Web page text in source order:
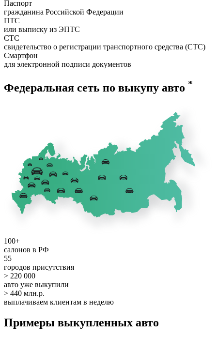
Паспорт
гражданина Российской Федерации
ПТС
или выписку из ЭПТС
СТС
свидетельство о регистрации транспортного средства (СТС)
Смартфон
для электронной подписи документов
Федеральная сеть по выкупу авто *
100+
салонов в РФ
55
городов присутствия
> 220 000
авто уже выкупили
> 440 млн.р.
выплачиваем клиентам в неделю
Примеры выкупленных авто